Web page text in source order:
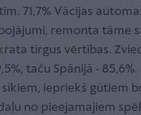
71,7% Vācijas
remonta tāme
tirgus vērtības.
taču Spānijā - 85,6%.
iepriekš gūtiem
no pieejamajiem